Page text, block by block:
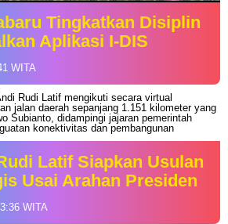
Tingkatkan Disiplin
Aplikasi I-DIS
WITA
Latif Siapkan Usulan
Usai Arahan Presiden
WITA